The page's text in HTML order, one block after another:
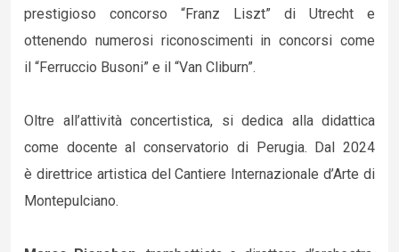
prestigioso concorso “Franz Liszt” di Utrecht e
ottenendo numerosi riconoscimenti in concorsi come
il “Ferruccio Busoni” e il “Van Cliburn”.
Oltre all’attività concertistica, si dedica alla didattica
come docente al conservatorio di Perugia. Dal 2024
è direttrice artistica del Cantiere Internazionale d’Arte di
Montepulciano.